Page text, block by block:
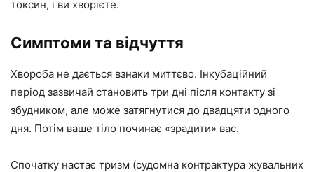
токсин, і ви хворієте.
Симптоми та відчуття
Хвороба не дається взнаки миттєво. Інкубаційний
період зазвичай становить три дні після контакту зі
збудником, але може затягнутися до двадцяти одного
дня. Потім ваше тіло починає «зрадити» вас.
Спочатку настає тризм (судомна контрактура жувальних